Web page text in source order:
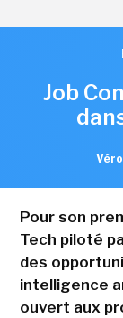
Job
Pour son
Tech piloté
des
intelligence
ouvert aux